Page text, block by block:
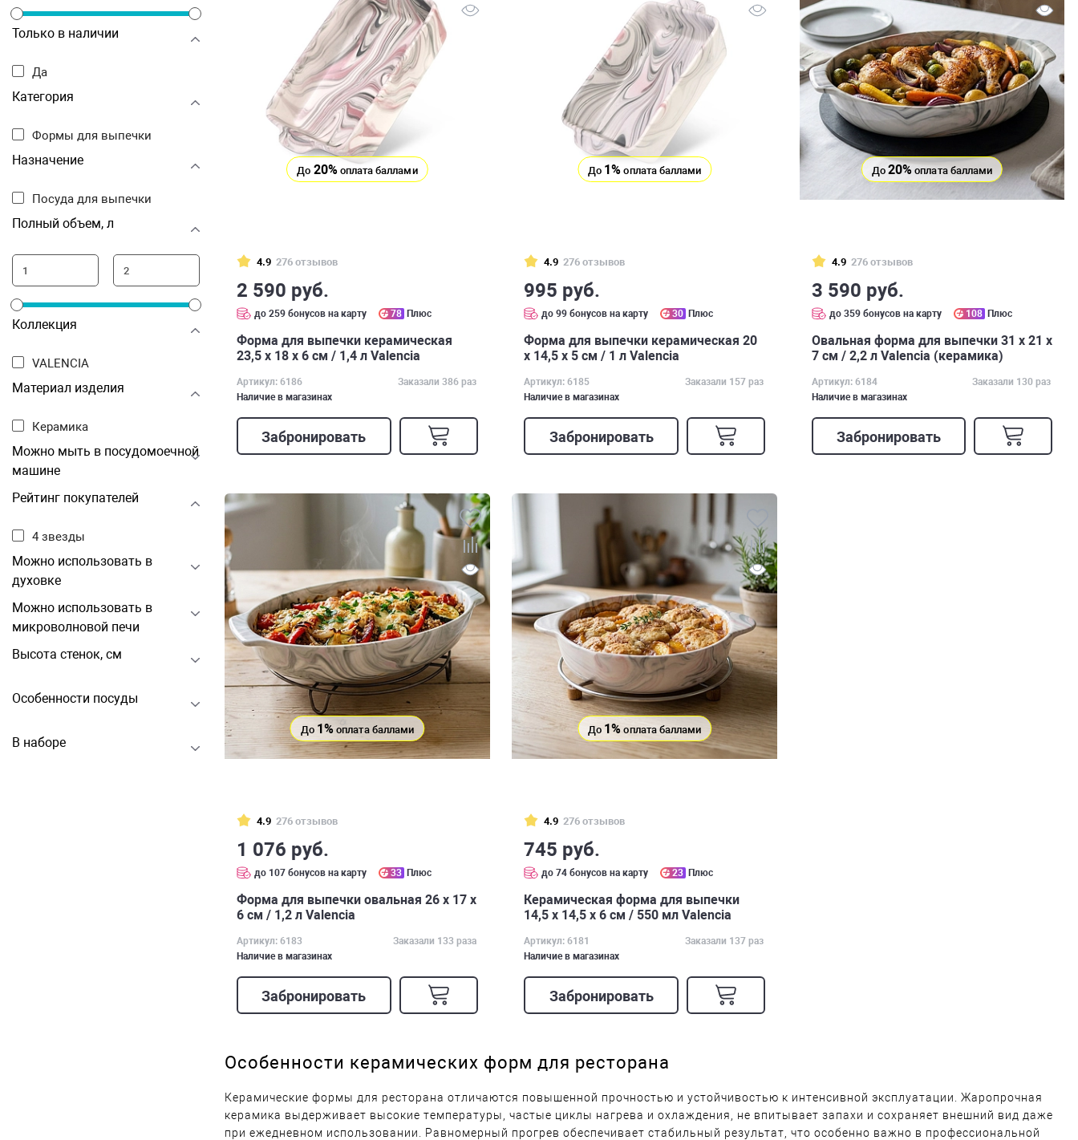
Только в наличии
Да
Категория
Формы для выпечки
Назначение
Посуда для выпечки
Полный объем, л
Коллекция
VALENCIA
Материал изделия
Керамика
Можно мыть в посудомоечной
машине
Рейтинг покупателей
4 звезды
Можно использовать в
духовке
Можно использовать в
микроволновой печи
Высота стенок, см
Особенности посуды
В наборе
До 20% оплата баллами
4.9 276 отзывов
2 590 руб.
до 259 бонусов на карту 78 Плюс
Форма для выпечки керамическая
23,5 х 18 х 6 см / 1,4 л Valencia
Артикул: 6186
Заказали 386 раз
Наличие в магазинах
Забронировать
До 1% оплата баллами
4.9 276 отзывов
995 руб.
до 99 бонусов на карту 30 Плюс
Форма для выпечки керамическая 20
х 14,5 х 5 см / 1 л Valencia
Артикул: 6185
Заказали 157 раз
Наличие в магазинах
Забронировать
До20% оплата баллами
4.9 276 отзывов
3 590 руб.
до 359 бонусов на карту 108 Плюс
Овальная форма для выпечки 31 х 21 х
7 см / 2,2 л Valencia (керамика)
Артикул: 6184
Заказали 130 раз
Наличие в магазинах
Забронировать
До 1% оплата баллами
4.9 276 отзывов
1 076 руб.
до 107 бонусов на карту 33 Плюс
Форма для выпечки овальная 26 х 17 х
6 см / 1,2 л Valencia
Артикул: 6183
Заказали 133 раза
Наличие в магазинах
Забронировать
До 1% оплата баллами
4.9 276 отзывов
745 руб.
до 74 бонусов на карту 23 Плюс
Керамическая форма для выпечки
14,5 х 14,5 х 6 см / 550 мл Valencia
Артикул: 6181
Заказали 137 раз
Наличие в магазинах
Забронировать
Особенности керамических форм для ресторана
Керамические формы для ресторана отличаются повышенной прочностью и устойчивостью к интенсивной эксплуатации. Жаропрочная
керамика выдерживает высокие температуры, частые циклы нагрева и охлаждения, не впитывает запахи и сохраняет внешний вид даже
при ежедневном использовании. Равномерный прогрев обеспечивает стабильный результат, что особенно важно в профессиональной